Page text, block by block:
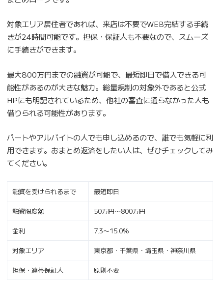
対象エリア居住者であれば、来店は不要でWEB完結する手続
きが24時間可能です。担保・保証人も不要なので、スムーズ
に手続きができます。
最大800万円までの融資が可能で、最短即日で借入できる可
能性があるのが大きな魅力。総量規制の対象外であると公式
HPにも明記されているため、他社の審査に通らなかった人も
借りられる可能性があります。
パートやアルバイトの人でも申し込めるので、誰でも気軽に利
用できます。おまとめ返済をしたい人は、ぜひチェックしてみ
てください。
融資を受けられるまで 最短即日
融資限度額 50万円〜800万円
金利 7.3〜15.0%
対象エリア 東京都・千葉県・埼玉県・神奈川県
担保・連帯保証人 原則不要